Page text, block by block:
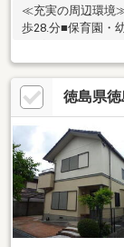
≪充実の周辺環境
歩28.分■保育園・
徳島県